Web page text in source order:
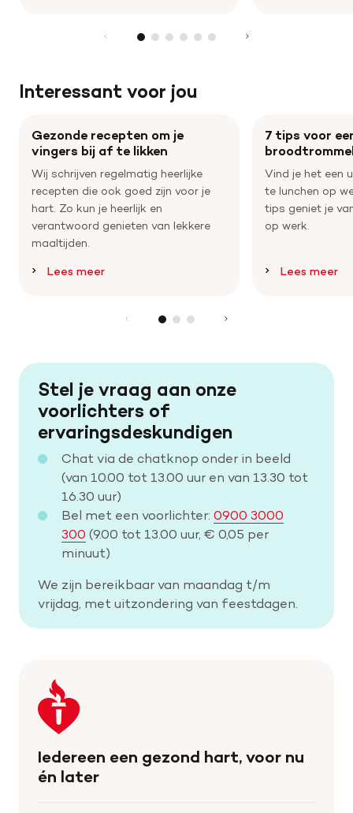
Interessant voor jou
Gezonde recepten om je
vingers bij af te likken
Wij schrijven regelmatig heerlijke
recepten die ook goed zijn voor je
hart. Zo kun je heerlijk en
verantwoord genieten van lekkere
maaltijden.
Lees meer
7 tips voor
Vind je het een
te lunchen op
tips geniet je
op werk.
Lees meer
Stel je vraag aan onze
voorlichters of
ervaringsdeskundigen
Chat via de chatknop onder in beeld
(van 10.00 tot 13.00 uur en van 13.30 tot
16.30 uur)
Bel met een voorlichter: 0900 3000
300 (9.00 tot 13.00 uur, € 0,05 per
minuut)
We zijn bereikbaar van maandag t/m
vrijdag, met uitzondering van feestdagen.
Keer
terug
naar
homepage
Iedereen een gezond hart, voor nu
én later